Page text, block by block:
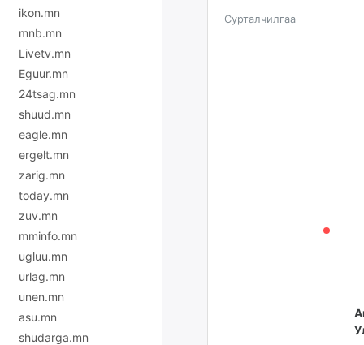
ikon.mn
mnb.mn
Livetv.mn
Eguur.mn
24tsag.mn
shuud.mn
eagle.mn
ergelt.mn
zarig.mn
today.mn
zuv.mn
mminfo.mn
ugluu.mn
urlag.mn
unen.mn
asu.mn
shudarga.mn
Сурталчилгаа